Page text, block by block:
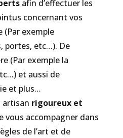
afin d’effectuer les
concernant vos
(Par exemple
portes, etc…). De
(Par exemple la
et aussi de
et plus…
artisan rigoureux et
vous accompagner dans
de l’art et de